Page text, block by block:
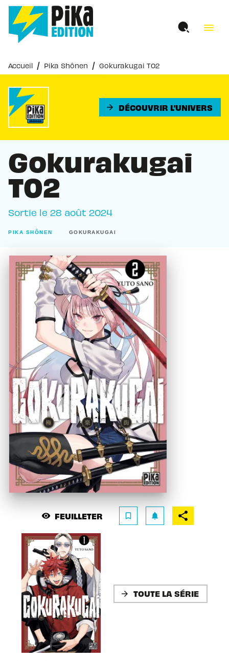
MENU RECHERCHE
PIED DE PAGE
menu
Accueil / Pika Shônen / Gokurakugai T02
arrow_forward DÉCOUVRIR L'UNIVERS
Gokurakugai
T02
Sortie le 28 août 2024
PIKA SHÔNEN GOKURAKUGAI
visibility FEUILLETER bookmark_border notifications
arrow_forward TOUTE LA SÉRIE